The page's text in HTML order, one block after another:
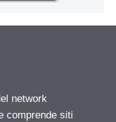
network
comprende siti